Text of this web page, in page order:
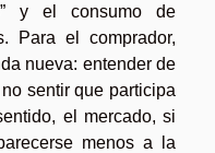
y el consumo de
Para el comprador,
nueva: entender de
sentir que participa
el mercado, si
menos a la